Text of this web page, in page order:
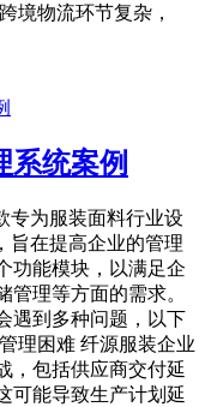
境物流环节复杂，
系统案例
专为服装面料行业设
旨在提高企业的管理
功能模块，以满足企
管理等方面的需求。
遇到多种问题，以下
理困难 纤源服装企业
，包括供应商交付延
可能导致生产计划延